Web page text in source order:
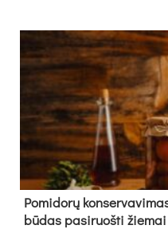
Pomidorų
būdas pasiruošti žiemai